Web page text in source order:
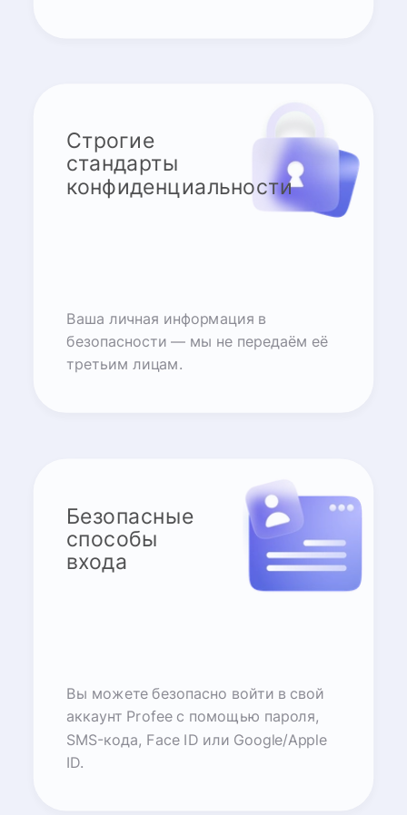
Строгие
стандарты
конфиденциальности
Ваша личная информация в
безопасности — мы не передаём её
третьим лицам.
Безопасные
способы
входа
Вы можете безопасно войти в свой
аккаунт Profee с помощью пароля,
SMS-кода, Face ID или Google/Apple
ID.